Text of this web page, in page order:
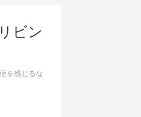
ビン
を感じるな